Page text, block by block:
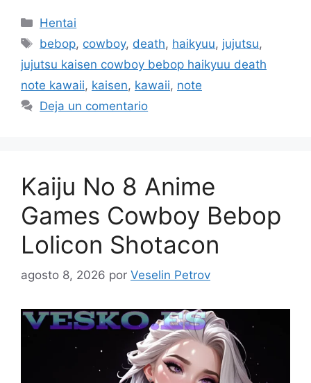
Categorías
Hentai
Etiquetas
bebop, cowboy, death, haikyuu, jujutsu,
jujutsu kaisen cowboy bebop haikyuu death
note kawaii, kaisen, kawaii, note
Deja un comentario
Kaiju No 8 Anime
Games Cowboy Bebop
Lolicon Shotacon
agosto 8, 2026 por Veselin Petrov